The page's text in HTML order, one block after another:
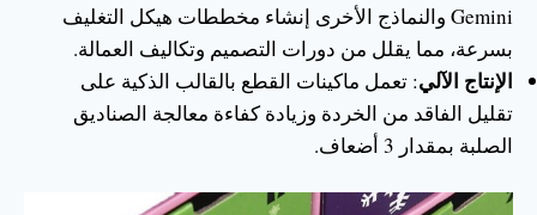
Gemini والنماذج الأخرى إنشاء مخططات هيكل التغليف
بسرعة، مما يقلل من دورات التصميم وتكاليف العمالة.
الإنتاج الآلي: تعمل ماكينات القطع بالقالب الذكية على
تقليل الفاقد من الخردة وزيادة كفاءة معالجة الصناديق
الصلبة بمقدار 3 أضعاف.